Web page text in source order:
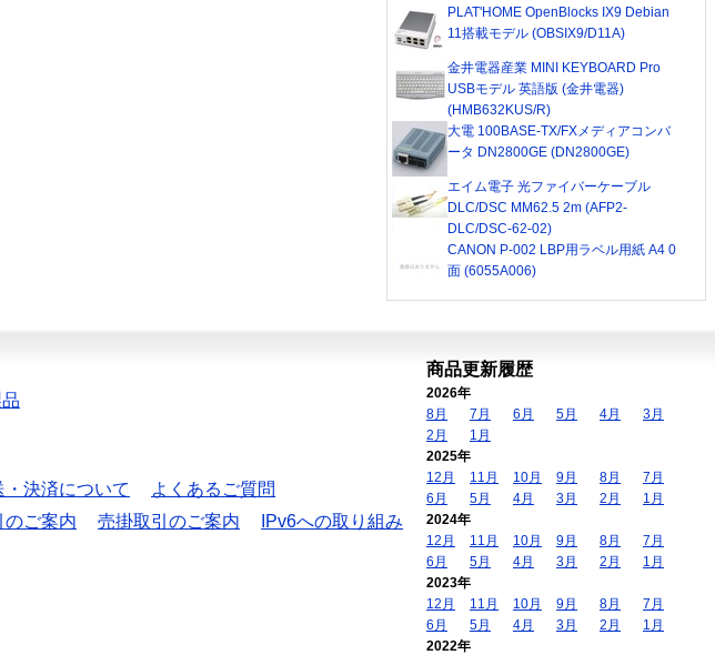
PLAT'HOME OpenBlocks IX9 Debian
11搭載モデル (OBSIX9/D11A)
金井電器産業 MINI KEYBOARD Pro
USBモデル 英語版 (金井電器)
(HMB632KUS/R)
大電 100BASE-TX/FXメディアコンバ
ータ DN2800GE (DN2800GE)
エイム電子 光ファイバーケーブル
DLC/DSC MM62.5 2m (AFP2-
DLC/DSC-62-02)
CANON P-002 LBP用ラベル用紙 A4 0
面 (6055A006)
・決済について
よくあるご質問
のご案内 売掛取引のご案内
IPv6への取り組み
商品更新履歴
2026年
8月
7月 6月 5月 4月
3月
2月
1月
2025年
12月
11月 10月 9月 8月
7月
6月
5月 4月 3月 2月
1月
2024年
12月
11月 10月 9月 8月
7月
6月
5月 4月 3月 2月
1月
2023年
12月
11月 10月 9月 8月
7月
6月
5月 4月 3月 2月
1月
2022年